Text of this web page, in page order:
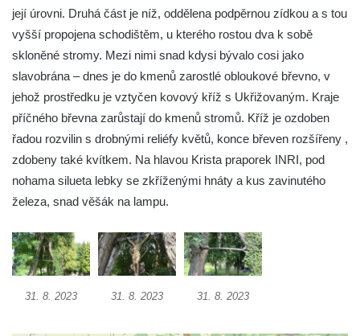
Boží muka na křižovatce ulic Latrán a K
Malší ve Velešíně
Centrální kříž hřbitova ve Velešíně
Kříž u kostela svatého Václava ve Velešíně
Kříž u brány na hřbitov ve Velešíně
Kříž na zahradě domu čp. 127 v Římově
Kříž u fary v Římově
Kříž u lípy Jana Gurreho v Římově
Boží muka u hřbitova v Římově
Centrální kříž hřbitova v Římově
Kříž na návsi v Dolním Třeboníně
její úrovni. Druhá část je níž, oddělena podpěrnou zídkou a s tou
vyšší propojena schodištěm, u kterého rostou dva k sobě
skloněné stromy. Mezi nimi snad kdysi bývalo cosi jako
slavobrána – dnes je do kmenů zarostlé obloukové břevno, v
jehož prostředku je vztyčen kovový kříž s Ukřižovaným. Kraje
příčného břevna zarůstají do kmenů stromů. Kříž je ozdoben
řadou rozvilin s drobnými reliéfy květů, konce břeven rozšířeny ,
zdobeny také kvítkem. Na hlavou Krista praporek INRI, pod
nohama silueta lebky se zkříženými hnáty a kus zavinutého
železa, snad věšák na lampu.
31. 8. 2023 31. 8. 2023 31. 8. 2023